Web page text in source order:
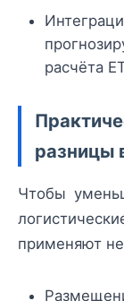
расчёта
разницы
Чтобы
применяют